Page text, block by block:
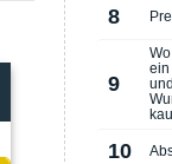
8
9
ein
und
10